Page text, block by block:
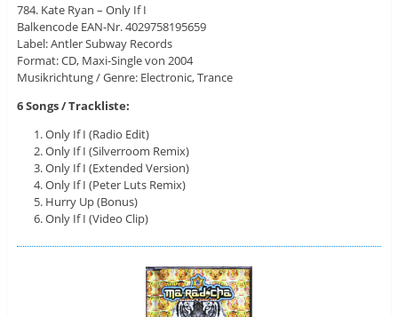
784. Kate Ryan – Only If I
Balkencode EAN-Nr. 4029758195659
Label: Antler Subway ‎Records
Format: CD, Maxi-Single von 2004
Musikrichtung / Genre: Electronic, Trance
6 Songs / Trackliste:
Only If I (Radio Edit)
Only If I (Silverroom Remix)
Only If I (Extended Version)
Only If I (Peter Luts Remix)
Hurry Up (Bonus)
Only If I (Video Clip)